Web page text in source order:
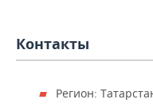
ТЕЛЕКОММУНИКАЦИИ
БИЗНЕС-БРАНЧИ
ONLINE-
ФУТБОЛ
ХОККЕЙ
НОВОСТИ ОБЩЕСТВА
ВЛАСТЬ
ФОТОГАЛЕРЕЯ
СЮЖЕТЫ
Контакты
Регион: